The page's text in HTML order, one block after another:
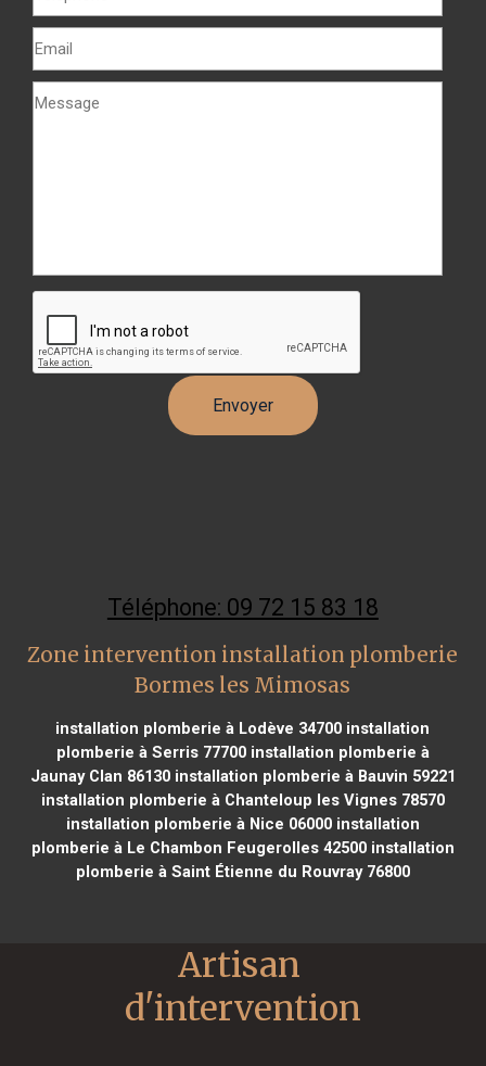
Téléphone: 09 72 15 83 18
Zone intervention installation plomberie
Bormes les Mimosas
installation plomberie à Lodève 34700 installation
plomberie à Serris 77700installation plomberie à
Jaunay Clan 86130installation plomberie à Bauvin 59221
installation plomberie à Chanteloup les Vignes 78570
installation plomberie à Nice 06000installation
plomberie à Le Chambon Feugerolles 42500installation
plomberie à Saint Étienne du Rouvray 76800
Artisan
d'intervention